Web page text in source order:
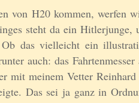
von H20 kommen, werfen
steht da ein Hitlerjunge,
das vielleicht ein
auch: das
meinem Vetter Reinhard
Das sei ja ganz in